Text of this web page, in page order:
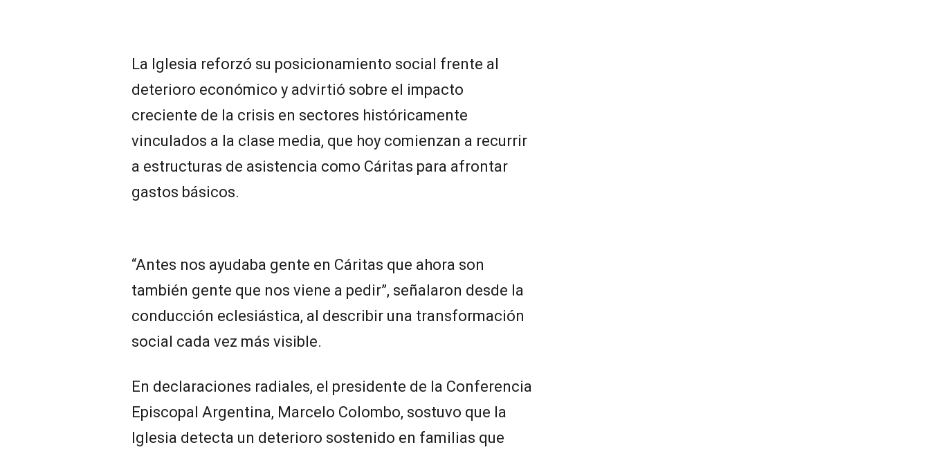
La Iglesia reforzó su posicionamiento social frente al
deterioro económico y advirtió sobre el impacto
creciente de la crisis en sectores históricamente
vinculados a la clase media, que hoy comienzan a recurrir
a estructuras de asistencia como Cáritas para afrontar
gastos básicos.
“Antes nos ayudaba gente en Cáritas que ahora son
también gente que nos viene a pedir”, señalaron desde la
conducción eclesiástica, al describir una transformación
social cada vez más visible.
En declaraciones radiales, el presidente de la Conferencia
Episcopal Argentina, Marcelo Colombo, sostuvo que la
Iglesia detecta un deterioro sostenido en familias que